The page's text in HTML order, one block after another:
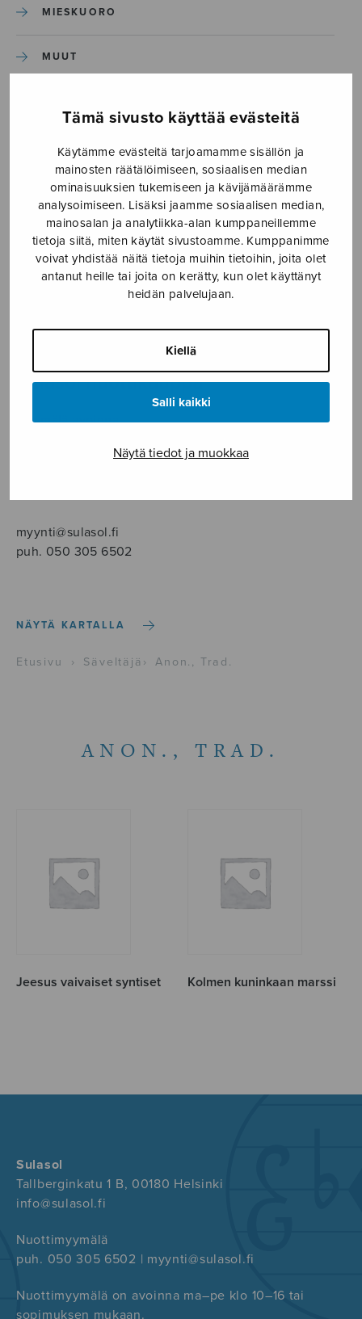
Tämä sivusto käyttää evästeitä
Käytämme evästeitä tarjoamamme sisällön ja
mainosten räätälöimiseen, sosiaalisen median
ominaisuuksien tukemiseen ja kävijämäärämme
analysoimiseen. Lisäksi jaamme sosiaalisen median,
mainosalan ja analytiikka-alan kumppaneillemme
tietoja siitä, miten käytät sivustoamme. Kumppanimme
voivat yhdistää näitä tietoja muihin tietoihin, joita olet
antanut heille tai joita on kerätty, kun olet käyttänyt
heidän palvelujaan.
Kiellä
Salli kaikki
Näytä tiedot ja muokkaa
MIESKUORO
MUUT
SEKAKUORO
SOITINKOULUT JA OPPAAT
SOITINMUSIIKKI
YKSINLAULU
YLEINEN
Sulasol nuottikauppa
Myymälä avoinna
myynti@sulasol.fi
puh. 050 305 6502
NÄYTÄ KARTALLA
Etusivu › Säveltäjä › Anon., Trad.
ANON., TRAD.
Jeesus vaivaiset syntiset Kolmen kuninkaan marssi
Sulasol
Tallberginkatu 1 B, 00180 Helsinki
info@sulasol.fi
Nuottimyymälä
puh. 050 305 6502 | myynti@sulasol.fi
Nuottimyymälä on avoinna ma–pe klo 10–16 tai
sopimuksen mukaan.